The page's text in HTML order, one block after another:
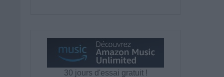
30 jours d'essai gratuit !